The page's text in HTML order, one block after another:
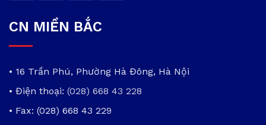
CN MIỀN BẮC
• 16 Trần Phú, Phường Hà Đông, Hà Nội
• Điện thoại: (028) 668 43 228
• Fax: (028) 668 43 229